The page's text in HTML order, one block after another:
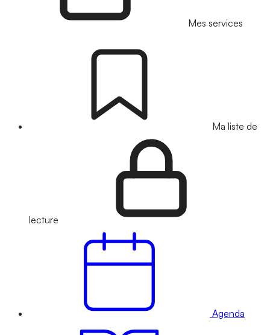
Mes services
Ma liste de
lecture
Agenda